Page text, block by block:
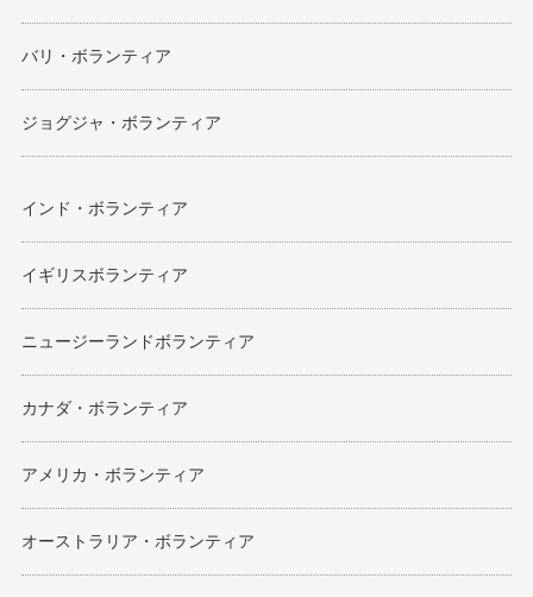
バリ・ボランティア
ジョグジャ・ボランティア
インド・ボランティア
イギリスボランティア
ニュージーランドボランティア
カナダ・ボランティア
アメリカ・ボランティア
オーストラリア・ボランティア